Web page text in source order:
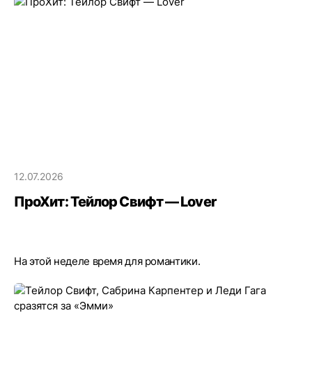
12.07.2026
ПроХит: Тейлор Свифт — Lover
На этой неделе время для романтики.